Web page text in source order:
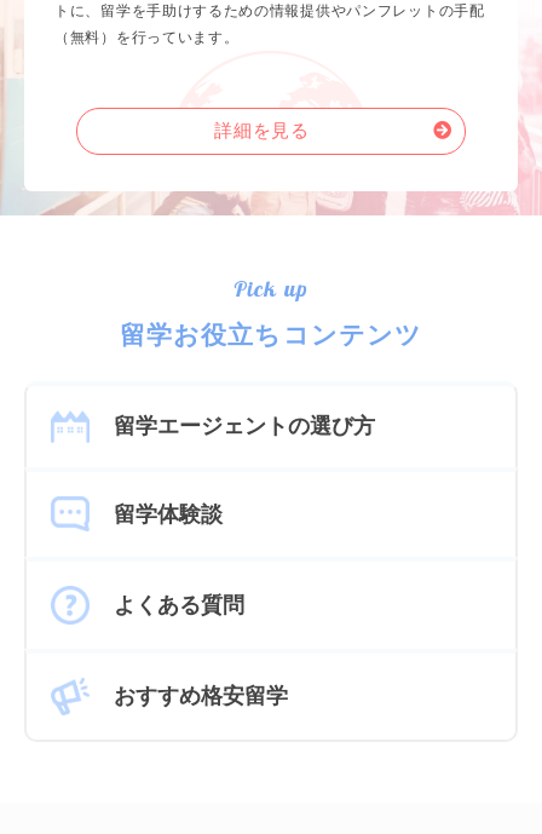
トに、留学を手助けするための情報提供やパンフレットの手配
（無料）を行っています。
詳細を見る
Pick up
留学お役立ちコンテンツ
留学エージェントの選び方
留学体験談
よくある質問
おすすめ格安留学